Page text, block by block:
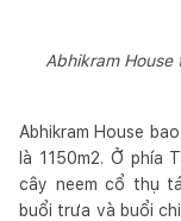
Abhikram
Abhikram House
là 1150m2. Ở phía
cây neem cổ thụ
buổi trưa và buổi